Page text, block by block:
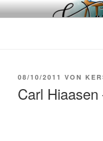
Zum
InhaltVon Büchern erzählen
VERÖFFENTLICHT
08/10/2011 VON
Carl